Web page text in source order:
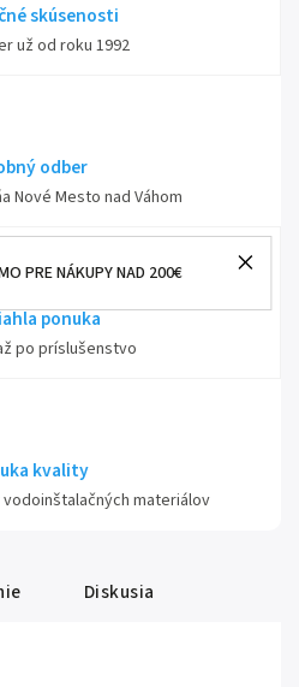
PRE NÁKUPY NAD 200€
skúsenosti
už od roku 1992
odber
Nové Mesto nad Váhom
ponuka
po príslušenstvo
kvality
materiálov
Diskusia